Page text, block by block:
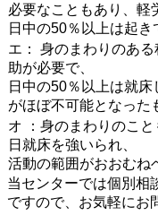
必要なこともあり、軽
日中の50％以上は起き
エ： 身のまわりのあ
助が必要で、
日中の50％以上は就
がほぼ不可能となった
オ ：身のまわりのこ
日就床を強いられ、
活動の範囲がおおむね
当センターでは個別相
ですので、お気軽にお